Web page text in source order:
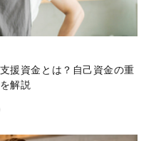
援資金とは？自己資金の重
解説